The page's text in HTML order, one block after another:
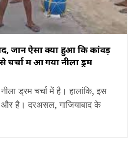
जानें ऐसा क्या हुआ कि कांवड़
चर्चा में आ गया नीला ड्रम
ड्रम चर्चा में है। हालांकि, इस
है। दरअसल, गाजियाबाद के